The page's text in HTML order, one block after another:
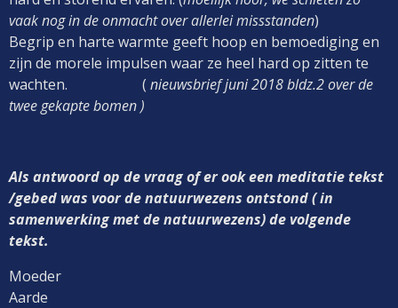
vaak nog in de onmacht over allerlei missstanden)
Begrip en harte warmte geeft hoop en bemoediging en
zijn de morele impulsen waar ze heel hard op zitten te
wachten. ( nieuwsbrief juni 2018 bldz.2 over de
twee gekapte bomen )
Als antwoord op de vraag of er ook een meditatie tekst
/gebed was voor de natuurwezens ontstond ( in
samenwerking met de natuurwezens) de volgende
tekst.
Moeder
Aarde